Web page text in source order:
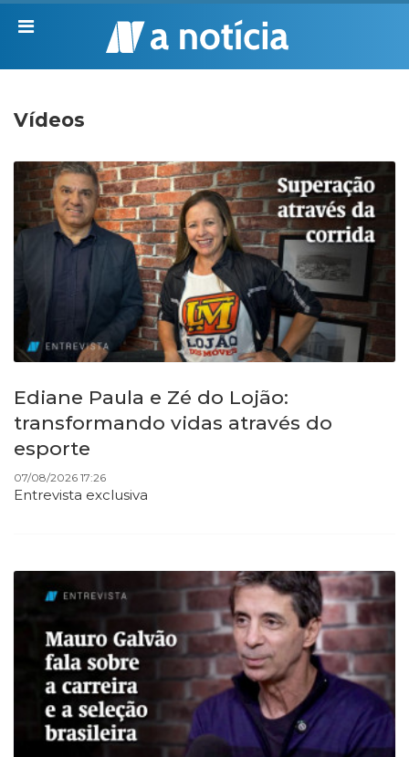
Vídeos
Ediane Paula e Zé do Lojão:
transformando vidas através do
esporte
07/08/2026 17:26
Entrevista exclusiva